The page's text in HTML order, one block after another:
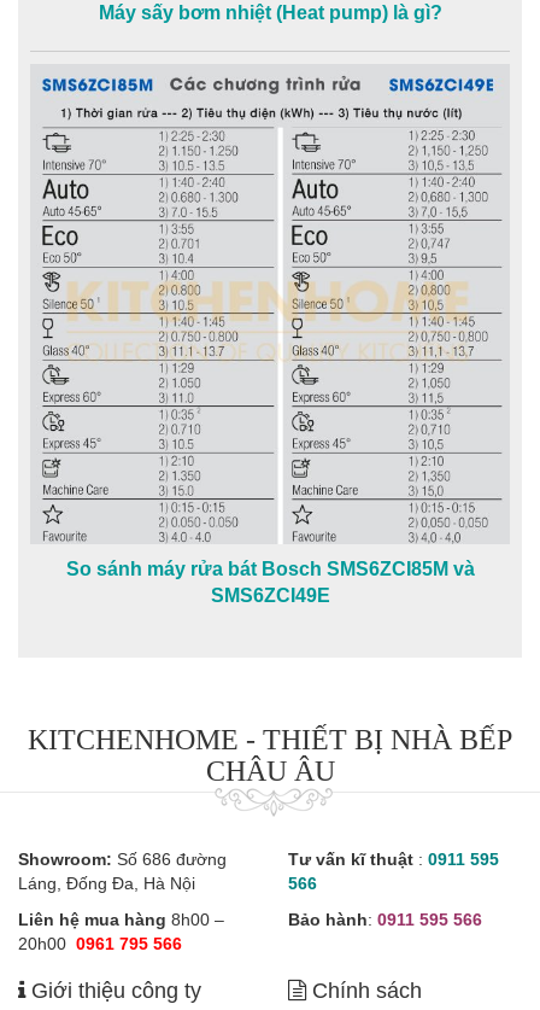
Máy sấy bơm nhiệt (Heat pump) là gì?
So sánh máy rửa bát Bosch SMS6ZCI85M và
SMS6ZCI49E
KITCHENHOME - THIẾT BỊ NHÀ BẾP
CHÂU ÂU
Showroom: Số 686 đường
Láng, Đống Đa, Hà Nội
Liên hệ mua hàng 8h00 –
20h00 0961 795 566
Tư vấn kĩ thuật : 0911 595
566
Bảo hành: 0911 595 566
Giới thiệu công ty Chính sách